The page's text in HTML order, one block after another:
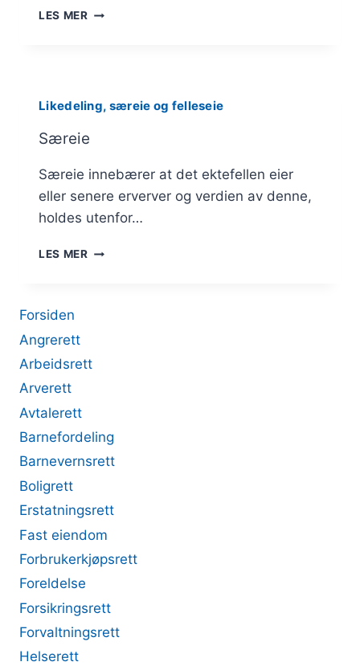
LES MERFELLESEIE
Likedeling, særeie og felleseie
Særeie
Særeie innebærer at det ektefellen eier
eller senere erverver og verdien av denne,
holdes utenfor…
LES MERSÆREIE
Forsiden
Angrerett
Arbeidsrett
Arverett
Avtalerett
Barnefordeling
Barnevernsrett
Boligrett
Erstatningsrett
Fast eiendom
Forbrukerkjøpsrett
Foreldelse
Forsikringsrett
Forvaltningsrett
Helserett